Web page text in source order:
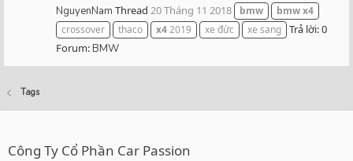
NguyenNam Thread 20 Tháng 11 2018 bmw bmwx4
crossover
thaco x42019 xe đức xe sang Trả lời: 0
Forum:BMW
Tags
Công Ty Cổ Phần Car Passion